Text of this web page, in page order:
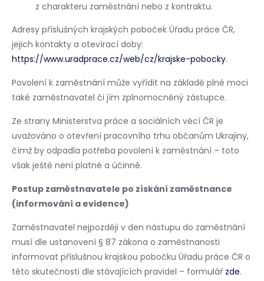
z charakteru zaměstnání nebo z kontraktu.
Adresy příslušných krajských poboček Úřadu práce ČR,
jejich kontakty a otevírací doby:
https://www.uradprace.cz/web/cz/krajske-pobocky.
Povolení k zaměstnání může vyřídit na základě plné moci
také zaměstnavatel či jím zplnomocněný zástupce.
Ze strany Ministerstva práce a sociálních věcí ČR je
uvažováno o otevření pracovního trhu občanům Ukrajiny,
čímž by odpadla potřeba povolení k zaměstnání – toto
však ještě není platné a účinné.
Postup zaměstnavatele po získání zaměstnance
(informování a evidence)
Zaměstnavatel nejpozději v den nástupu do zaměstnání
musí dle ustanovení § 87 zákona o zaměstnanosti
informovat příslušnou krajskou pobočku Úřadu práce ČR o
této skutečnosti dle stávajících pravidel – formulář zde.